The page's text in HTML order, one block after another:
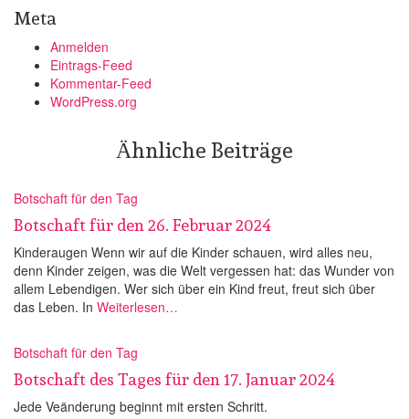
Meta
Anmelden
Eintrags-Feed
Kommentar-Feed
WordPress.org
Ähnliche Beiträge
Botschaft für den Tag
Botschaft für den 26. Februar 2024
Kinderaugen Wenn wir auf die Kinder schauen, wird alles neu,
denn Kinder zeigen, was die Welt vergessen hat: das Wunder von
allem Lebendigen. Wer sich über ein Kind freut, freut sich über
das Leben. In Weiterlesen…
Botschaft für den Tag
Botschaft des Tages für den 17. Januar 2024
Jede Veänderung beginnt mit ersten Schritt.